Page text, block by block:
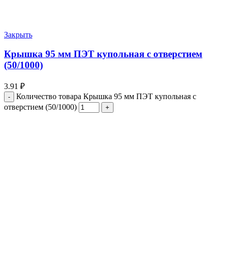
Закрыть
Крышка 95 мм ПЭТ купольная с отверстием
(50/1000)
3.91 ₽
Количество товара Крышка 95 мм ПЭТ купольная с
отверстием (50/1000)